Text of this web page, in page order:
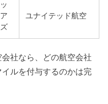
ユナイテッド航空
社なら、どの航空会社
ルを付与するのかは完